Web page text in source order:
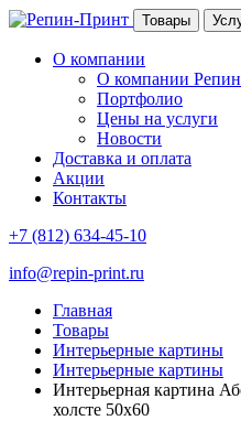
Товары
О компании
О компании
Портфолио
Цены на услуги
Новости
Доставка и оплата
Акции
Контакты
+7 (812) 634-45-10
info@repin-print.ru
Главная
Товары
Интерьерные картины
Интерьерные картины
Интерьерная картина
холсте 50х60